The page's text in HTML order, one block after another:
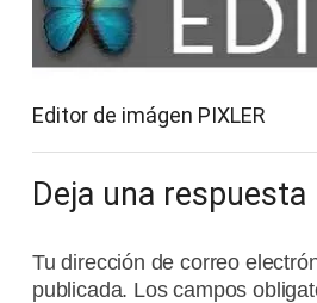
Editor de imágen PIXLER
Deja una respuesta
Tu dirección de correo
publicada. Los campos